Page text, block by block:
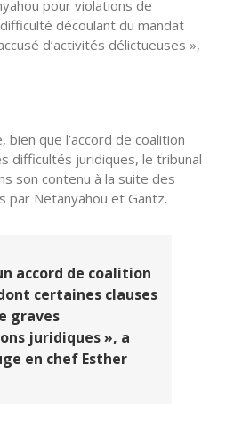
pour violations de
découlant du mandat
d’activités délictueuses »,
que l’accord de coalition
difficultés juridiques, le tribunal
son contenu à la suite des
par Netanyahou et Gantz.
accord de coalition
certaines clauses
graves
juridiques », a
en chef Esther